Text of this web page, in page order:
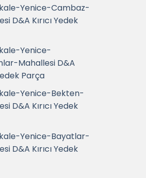
Yenice-Cambaz-
D&A Kırıcı Yedek
Yenice-
Mahallesi D&A
Parça
Yenice-Bekten-
D&A Kırıcı Yedek
Yenice-Bayatlar-
D&A Kırıcı Yedek